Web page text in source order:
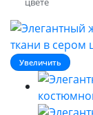
Увеличить